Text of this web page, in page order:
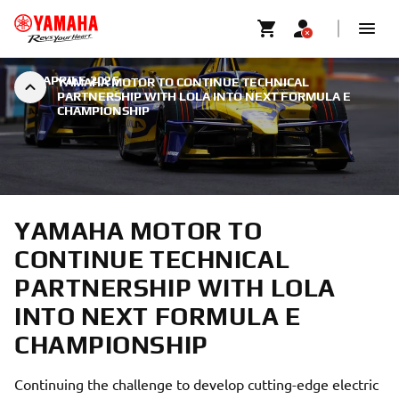
YAMAHA MOTOR TO CONTINUE TECHNICAL
PARTNERSHIP WITH LOLA INTO NEXT FORMULA E
CHAMPIONSHIP
9 APRILE 2025
YAMAHA MOTOR TO
CONTINUE TECHNICAL
PARTNERSHIP WITH LOLA
INTO NEXT FORMULA E
CHAMPIONSHIP
Continuing the challenge to develop cutting-edge electric